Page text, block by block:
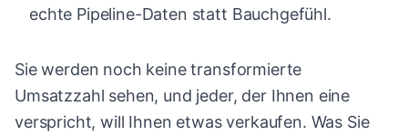
echte Pipeline-Daten statt Bauchgefühl.
Sie werden noch keine transformierte
Umsatzzahl sehen, und jeder, der Ihnen eine
verspricht, will Ihnen etwas verkaufen. Was Sie